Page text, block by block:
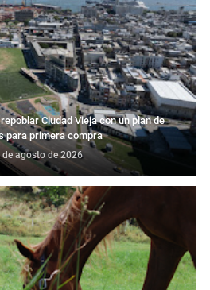
Ciudad Vieja con un plan de
para primera compra
de agosto de 2026